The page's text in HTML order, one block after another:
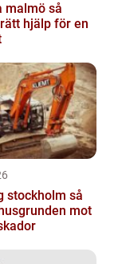
så
hjälp för en
så
mot